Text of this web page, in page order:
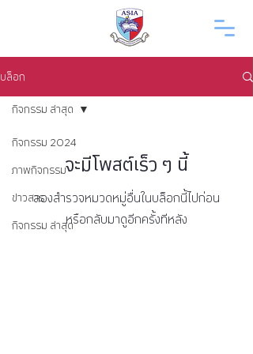
บล็อก
กิจกรรม 2024
ภาพกิจกรรม
ข่าวสาร
กิจกรรม ล่าสุด
กิจกรรม ล่าสุด
จะมีโพสต์เร็ว ๆ นี้
ลองสำรวจหมวดหมู่อื่นในบล็อกนี้ไปก่อน
หรือกลับมาดูอีกครั้งทีหลัง